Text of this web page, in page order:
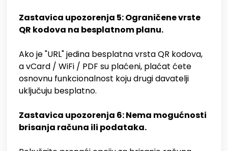
Zastavica upozorenja 5: Ograničene vrste
QR kodova na besplatnom planu.
Ako je "URL" jedina besplatna vrsta QR kodova,
a vCard / WiFi / PDF su plaćeni, plaćat ćete
osnovnu funkcionalnost koju drugi davatelji
uključuju besplatno.
Zastavica upozorenja 6: Nema mogućnosti
brisanja računa ili podataka.